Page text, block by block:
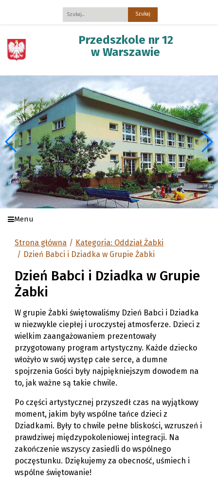
Przedszkole nr 12
w Warszawie
Menu
Strona główna
Kategoria: Oddział Żabki
Dzień Babci i Dziadka w Grupie Żabki
Dzień Babci i Dziadka w Grupie
Żabki
W grupie Żabki świętowaliśmy Dzień Babci i Dziadka
w niezwykle ciepłej i uroczystej atmosferze. Dzieci z
wielkim zaangażowaniem prezentowały
przygotowany program artystyczny. Każde dziecko
włożyło w swój występ całe serce, a dumne
spojrzenia Gości były najpiękniejszym dowodem na
to, jak ważne są takie chwile.
Po części artystycznej przyszedł czas na wyjątkowy
moment, jakim były wspólne tańce dzieci z
Dziadkami. Były to chwile pełne bliskości, wzruszeń i
prawdziwej międzypokoleniowej integracji. Na
zakończenie wszyscy zasiedli do wspólnego
poczęstunku. Dziękujemy za obecność, uśmiech i
wspólne świętowanie!